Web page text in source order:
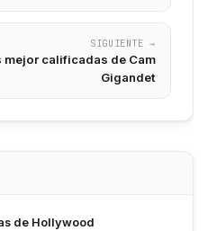
SIGUIENTE →
mejor calificadas de Cam
Gigandet
de Hollywood